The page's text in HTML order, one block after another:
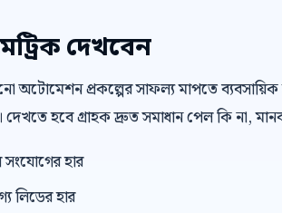
দেখবেন
অটোমেশন প্রকল্পের সাফল্য মাপতে
দেখতে হবে গ্রাহক দ্রুত সমাধান পেল কি না,
হার
লিডের হার